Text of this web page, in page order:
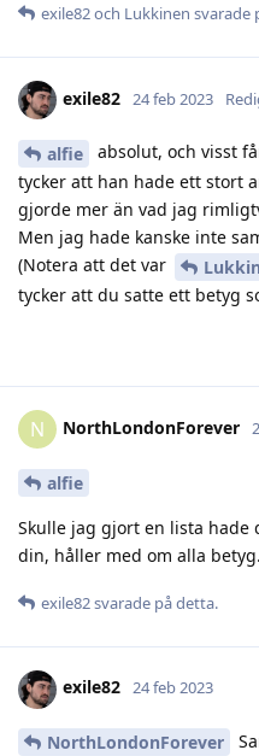
exile82och Lukkinen svarade
exile82 24 feb 2023
alfie
absolut, och visst
tycker att han hade ett stort
gjorde mer än vad jag
Men jag hade kanske inte
(Notera att det var
tycker att du satte ett betyg
N NorthLondonForever
alfie
Skulle jag gjort en lista hade
din, håller med om alla betyg.
exile82svarade på detta.
exile82 24 feb 2023
NorthLondonForever